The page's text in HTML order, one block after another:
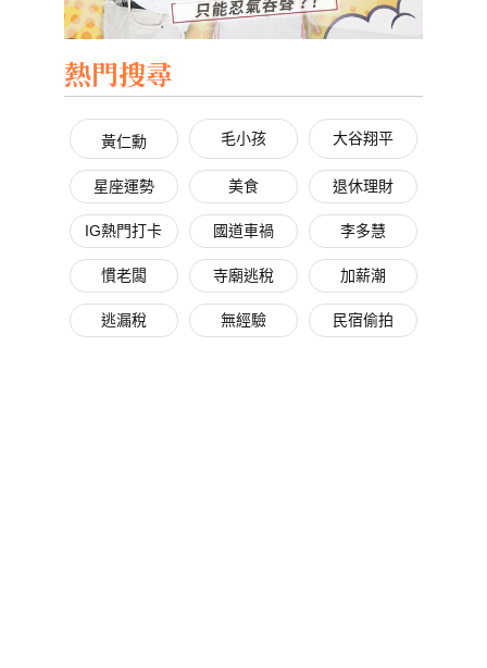
熱門搜尋
黃仁勳 毛小孩 大谷翔平
星座運勢 美食 退休理財
IG熱門打卡 國道車禍 李多慧
慣老闆 寺廟逃稅 加薪潮
逃漏稅 無經驗 民宿偷拍